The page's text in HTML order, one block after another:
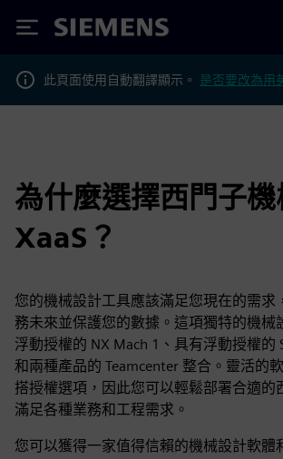
Siemens
此頁面使用自動翻譯顯示。 是否要改為用
為什麼選擇西門子
XaaS？
您的機械設計工具應該滿足您現在的需求
務未來並保護您的數據。這項獨特的機械
浮動授權的 NX Mach 1、具有浮動授權的
和兩種產品的 Teamcenter 整合。靈活的
搭授權選項，因此您可以輕鬆部署合適的
滿足各種業務和工程需求。
您可以獲得一家值得信賴的機械設計軟體